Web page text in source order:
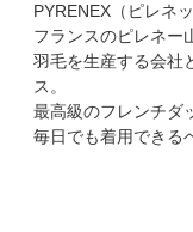
ブランド PYRENEX
カテゴリ
サイズ
PYRENEX（ピレネッ
フランスのピレネー
羽毛を生産する会社
最高級のフレンチダ
毎日でも着用できる